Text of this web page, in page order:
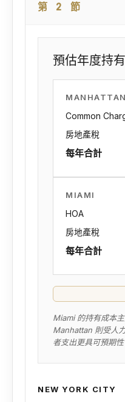
第 2 節
預估年度持
MANHATTAN
Common
房地產稅
每年合計
MIAMI
HOA
房地產稅
每年合計
Miami 的持有成本
Manhattan 則受人
者支出更具可預期性
NEW YORK CITY